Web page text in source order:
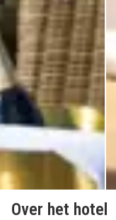
Over het hotel